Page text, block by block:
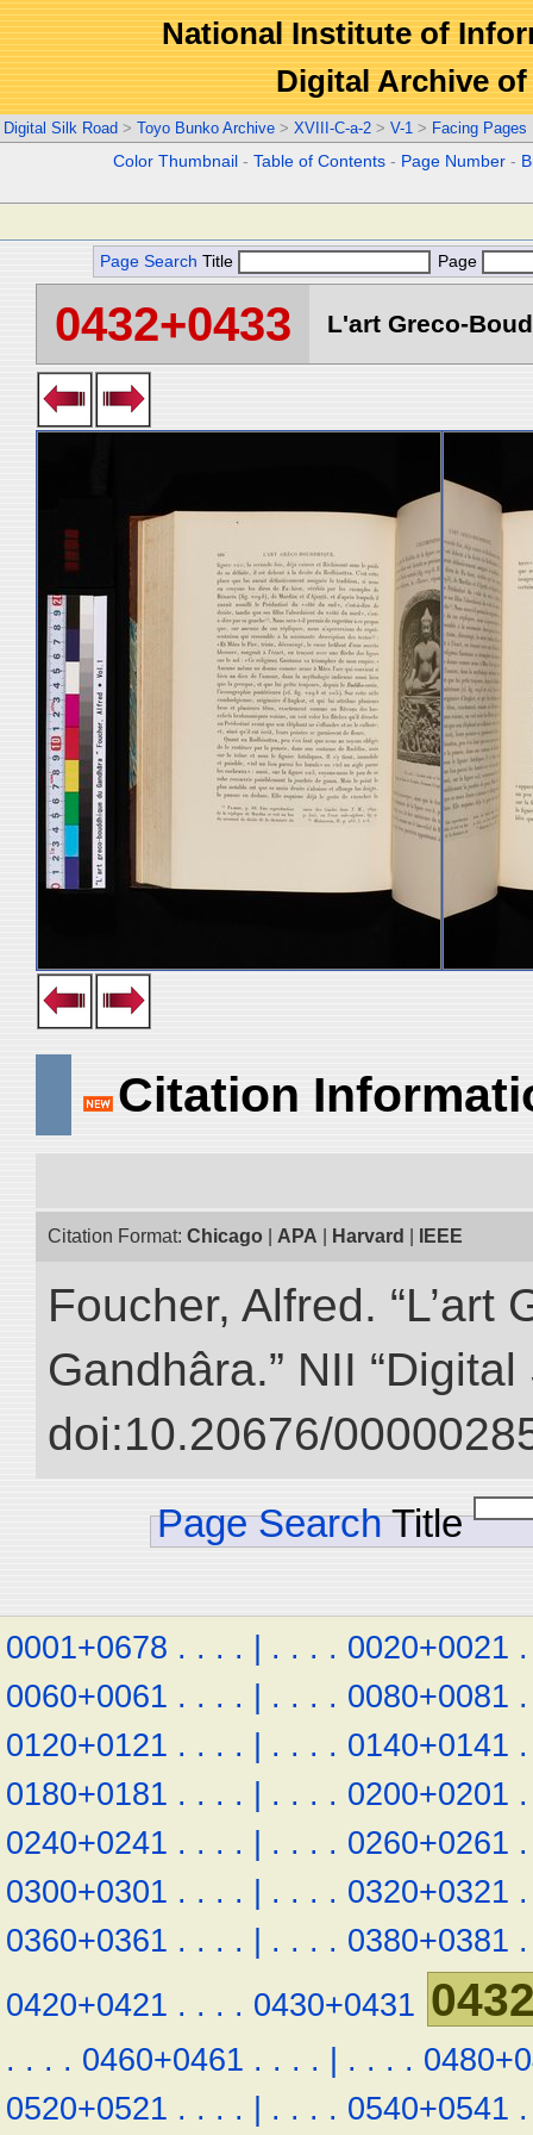
National Institute of
Digital Archive
Digital Silk Road > Toyo Bunko Archive > XVIII-C-a-2 > V-1 > Facing Pages
Color Thumbnail -Table of Contents - Page Number -
Page Search Title Page
0432+0433 L'art Greco-
Citation
Citation Format: Chicago APA Harvard IEEE
Foucher, Alfred.
Gandhâra.” NII
doi:10.20676/
Page Search Title
0001+0678 . . . . | . . . . 0020+0021 .
0060+0061 . . . . | . . . . 0080+0081 .
0120+0121 . . . . | . . . . 0140+0141 .
0180+0181 . . . . | . . . . 0200+0201 .
0240+0241 . . . . | . . . . 0260+0261 .
0300+0301 . . . . | . . . . 0320+0321 .
0360+0361 . . . . | . . . . 0380+0381 .
0420+0421 . . . . 0430+0431
. . . . 0460+0461 . . . . | . . . .
0520+0521 . . . . | . . . . 0540+0541 .